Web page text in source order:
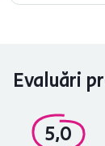
Evaluări
5,0